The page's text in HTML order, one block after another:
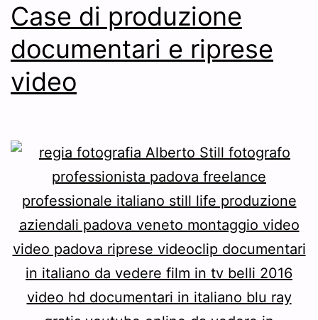
Case di produzione
documentari e riprese
video